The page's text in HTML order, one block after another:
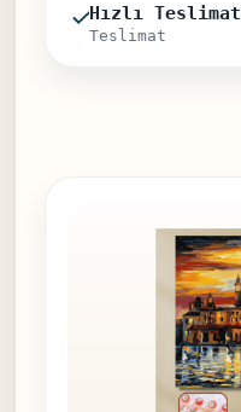
Hızlı Teslimat
Teslimat